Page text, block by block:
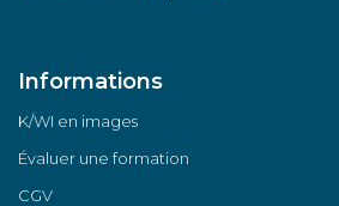
Informations
K/WI en images
Évaluer une formation
CGV